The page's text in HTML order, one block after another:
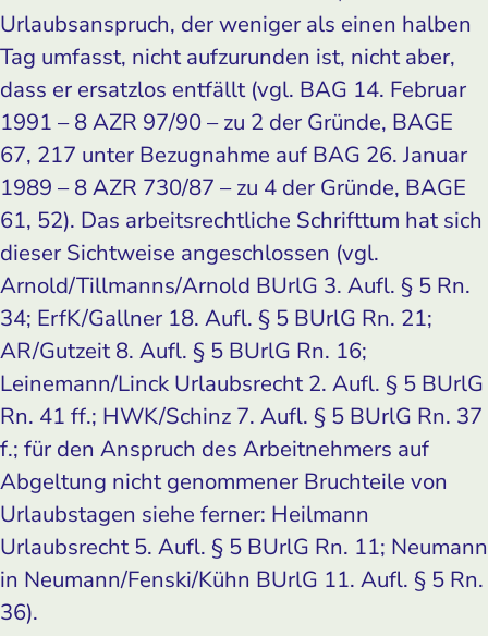
Urlaubsanspruch, der weniger als einen halben
Tag umfasst, nicht aufzurunden ist, nicht aber,
dass er ersatzlos entfällt (vgl. BAG 14. Februar
1991 – 8 AZR 97/90 – zu 2 der Gründe, BAGE
67, 217 unter Bezugnahme auf BAG 26. Januar
1989 – 8 AZR 730/87 – zu 4 der Gründe, BAGE
61, 52). Das arbeitsrechtliche Schrifttum hat sich
dieser Sichtweise angeschlossen (vgl.
Arnold/Tillmanns/Arnold BUrlG 3. Aufl. § 5 Rn.
34; ErfK/Gallner 18. Aufl. § 5 BUrlG Rn. 21;
AR/Gutzeit 8. Aufl. § 5 BUrlG Rn. 16;
Leinemann/Linck Urlaubsrecht 2. Aufl. § 5 BUrlG
Rn. 41 ff.; HWK/Schinz 7. Aufl. § 5 BUrlG Rn. 37
f.; für den Anspruch des Arbeitnehmers auf
Abgeltung nicht genommener Bruchteile von
Urlaubstagen siehe ferner: Heilmann
Urlaubsrecht 5. Aufl. § 5 BUrlG Rn. 11; Neumann
in Neumann/Fenski/Kühn BUrlG 11. Aufl. § 5 Rn.
36).